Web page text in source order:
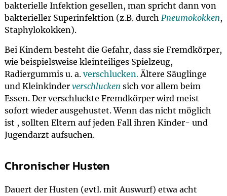
bakterielle Infektion gesellen, man spricht dann von
bakterieller Superinfektion (z.B. durch Pneumokokken,
Staphylokokken).
Bei Kindern besteht die Gefahr, dass sie Fremdkörper,
wie beispielsweise kleinteiliges Spielzeug,
Radiergummis u. a. verschlucken.Ältere Säuglinge
und Kleinkinder verschlucken sich vor allem beim
Essen. Der verschluckte Fremdkörper wird meist
sofort wieder ausgehustet. Wenn das nicht möglich
ist , sollten Eltern auf jeden Fall ihren Kinder- und
Jugendarzt aufsuchen.
Chronischer Husten
Dauert der Husten (evtl. mit Auswurf) etwa acht